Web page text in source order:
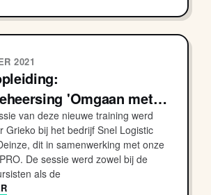
2021
'Omgaan met…
van deze nieuwe training werd
Grieko bij het bedrijf Snel Logistic
dit in samenwerking met onze
De sessie werd zowel bij de
als de